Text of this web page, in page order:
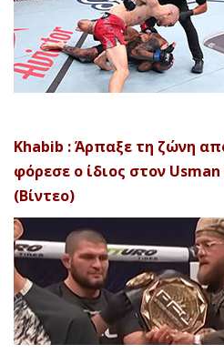
Khabib : Άρπαξε τη ζώνη
φόρεσε ο ίδιος στον
(Βίντεο)